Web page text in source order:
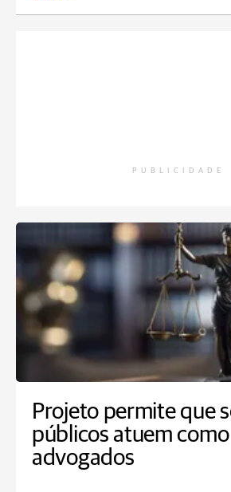
PUBLICIDADE
Projeto permite que
públicos atuem como
advogados